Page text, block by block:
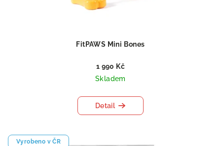
FitPAWS Mini Bones
1 990 Kč
Skladem
Detail
Vyrobeno v ČR